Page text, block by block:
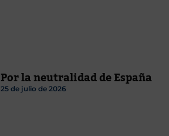
Por la neutralidad de España
25 de julio de 2026